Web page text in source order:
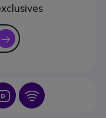
icon
Icon Icon